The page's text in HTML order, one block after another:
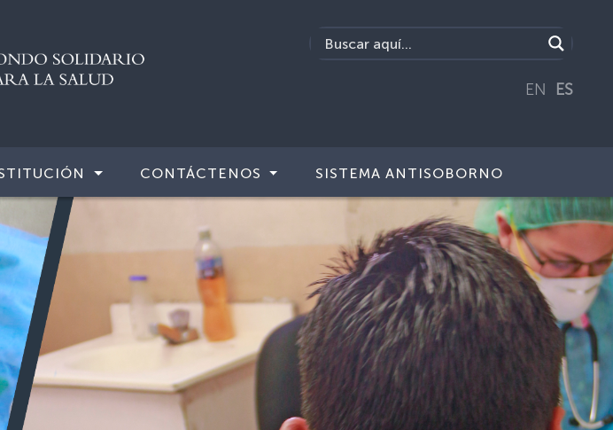
EN ES
CONTÁCTENOS SISTEMA ANTISOBORNO